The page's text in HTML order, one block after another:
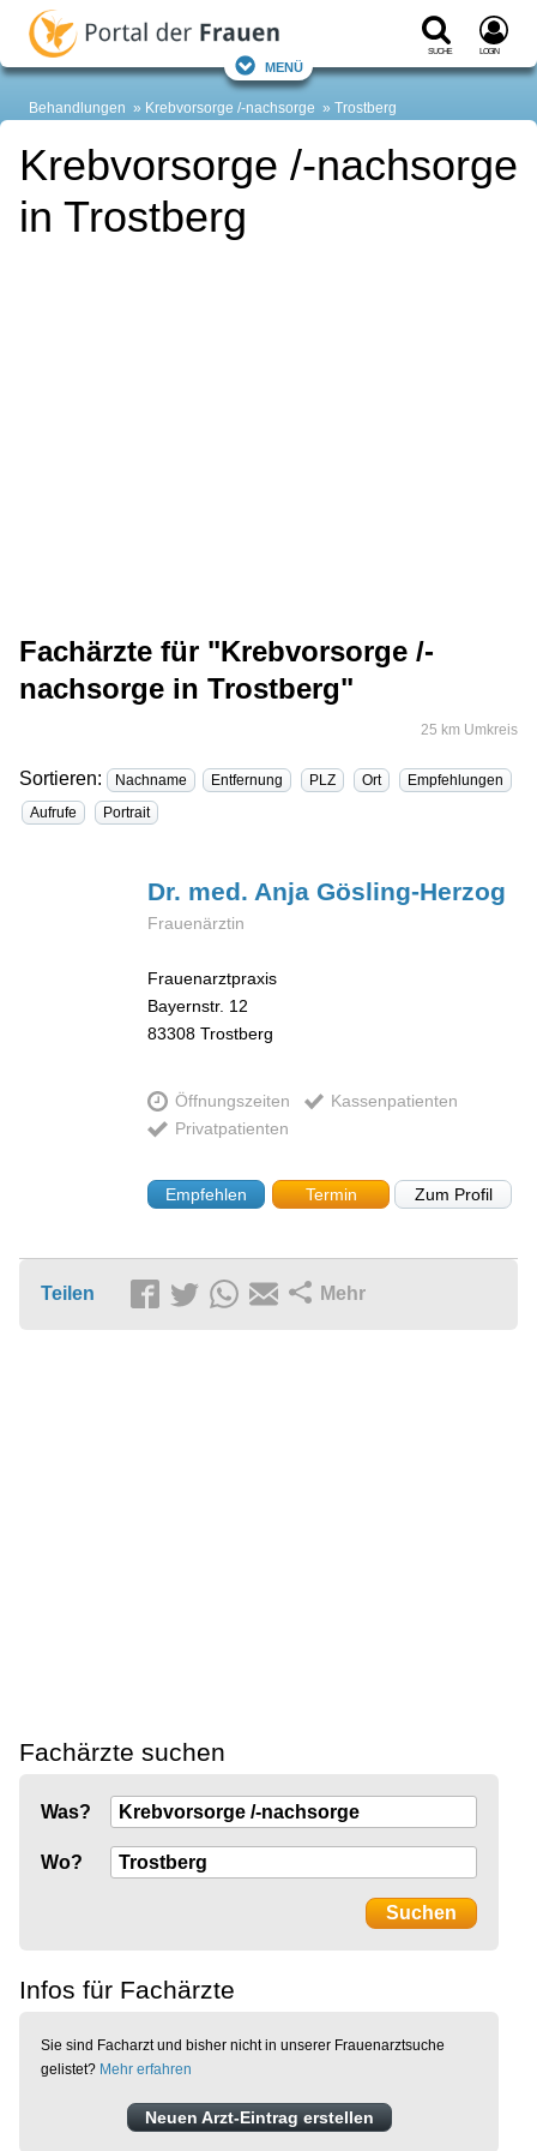
Suche Login
Menü
Behandlungen Krebvorsorge /-nachsorge Trostberg
Krebvorsorge /-nachsorge
in Trostberg
Fachärzte für "Krebvorsorge /-
nachsorge in Trostberg"
25 km Umkreis
Sortieren: Nachname Entfernung PLZ Ort
Empfehlungen
Aufrufe
Portrait
Dr. med. AnjaGösling-Herzog
Frauenärztin
Frauenarztpraxis
Bayernstr. 12
83308 Trostberg
Öffnungszeiten
Kassenpatienten
Privatpatienten
Empfehlen Termin Zum Profil
Teilen Mehr
Fachärzte suchen
Was?
Wo?
Infos für Fachärzte
Sie sind Facharzt und bisher nicht in unserer Frauenarztsuche
gelistet? Mehr erfahren
Neuen Arzt-Eintrag erstellen